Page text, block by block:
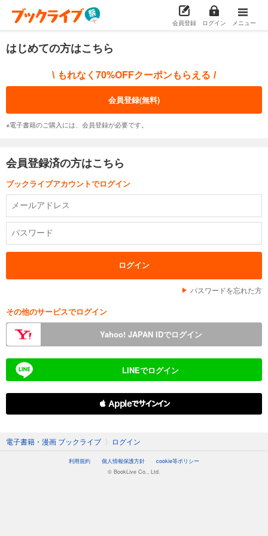
会員登録 ログイン メニュー
はじめての方はこちら
\ もれなく70%OFFクーポンもらえる /
会員登録(無料)
※電子書籍のご購入には、会員登録が必要です。
会員登録済の方はこちら
ブックライブアカウントでログイン
パスワードを忘れた方
その他のサービスでログイン
Yahoo! JAPAN IDでログイン
LINEでログイン
 Appleでサインイン
電子書籍・漫画 ブックライブ 〉 ログイン
利用規約 個人情報保護方針
cookie等ポリシー
© BookLive Co., Ltd.